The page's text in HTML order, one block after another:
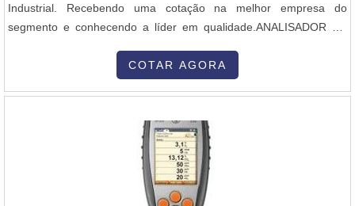
Industrial. Recebendo uma cotação na melhor empresa do
segmento e conhecendo a líder em qualidade.ANALISADOR DE
precisa de analisador de gases de combustão preço acessível em
manutenção corretiva para queimadores, oferecendo sempre a
melhor opção para o cliente final.Ainda focando em analisador de
gases de combustão preço justo, mais do que visar apenas
lucratividade, deve oferecer produtos e serviços que tenham ótima
qualidade e excelente custo-benefício, detalhes que passam
COTAR AGORA